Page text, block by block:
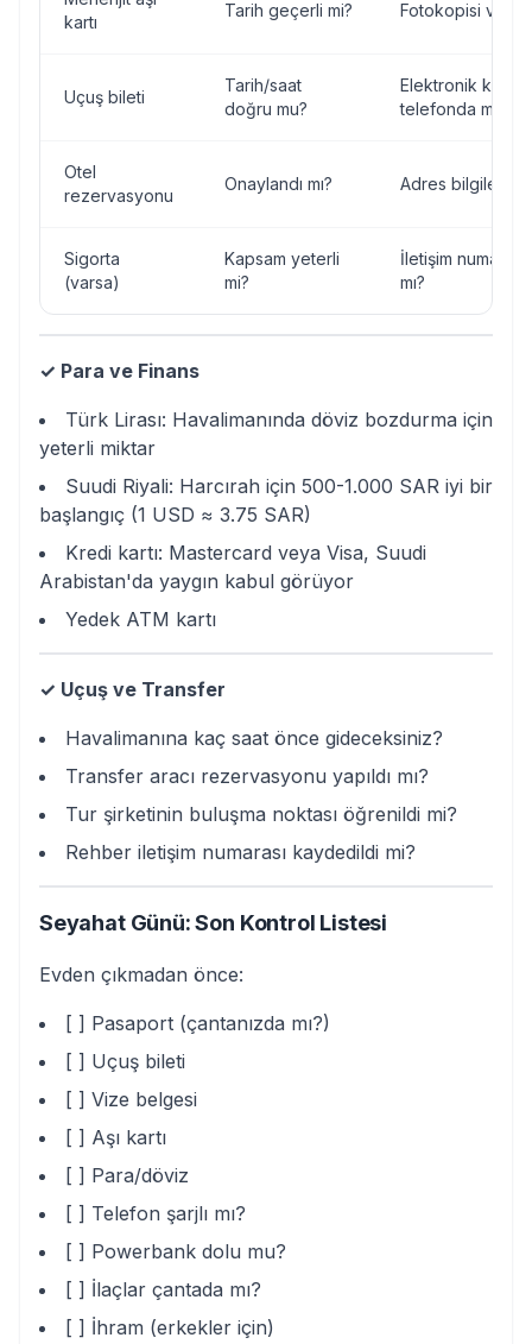
kartı
Tarih geçerli mi? Fotokopisi var
Uçuş bileti
Tarih/saat
doğru mu?
Elektronik kopya
telefonda mı?
Otel
rezervasyonu
Onaylandı mı? Adres bilgileri
Sigorta
(varsa)
Kapsam yeterli
mi?
İletişim numarası
mı?
✓ Para ve Finans
Türk Lirası: Havalimanında döviz bozdurma için
yeterli miktar
Suudi Riyali: Harcırah için 500-1.000 SAR iyi bir
başlangıç (1 USD ≈ 3.75 SAR)
Kredi kartı: Mastercard veya Visa, Suudi
Arabistan'da yaygın kabul görüyor
Yedek ATM kartı
✓ Uçuş ve Transfer
Havalimanına kaç saat önce gideceksiniz?
Transfer aracı rezervasyonu yapıldı mı?
Tur şirketinin buluşma noktası öğrenildi mi?
Rehber iletişim numarası kaydedildi mi?
Seyahat Günü: Son Kontrol Listesi
Evden çıkmadan önce:
[ ] Pasaport (çantanızda mı?)
[ ] Uçuş bileti
[ ] Vize belgesi
[ ] Aşı kartı
[ ] Para/döviz
[ ] Telefon şarjlı mı?
[ ] Powerbank dolu mu?
[ ] İlaçlar çantada mı?
[ ] İhram (erkekler için)